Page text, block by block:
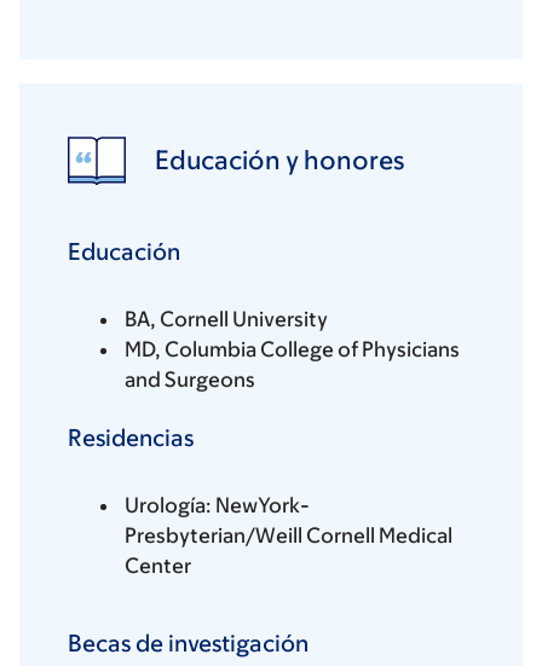
Educación y honores
Educación
BA, Cornell University
MD, Columbia College of Physicians
and Surgeons
Residencias
Urología: NewYork-
Presbyterian/Weill Cornell Medical
Center
Becas de investigación